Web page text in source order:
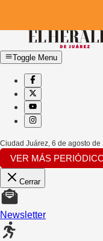
Toggle Menu
Ciudad Juárez 6 de agosto de
VER MÁS
Cerrar
Newsletter